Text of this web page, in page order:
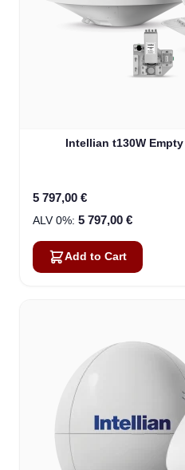
Intellian t130W Empty
5 797,00 €
5 797,00 €
Add to Cart